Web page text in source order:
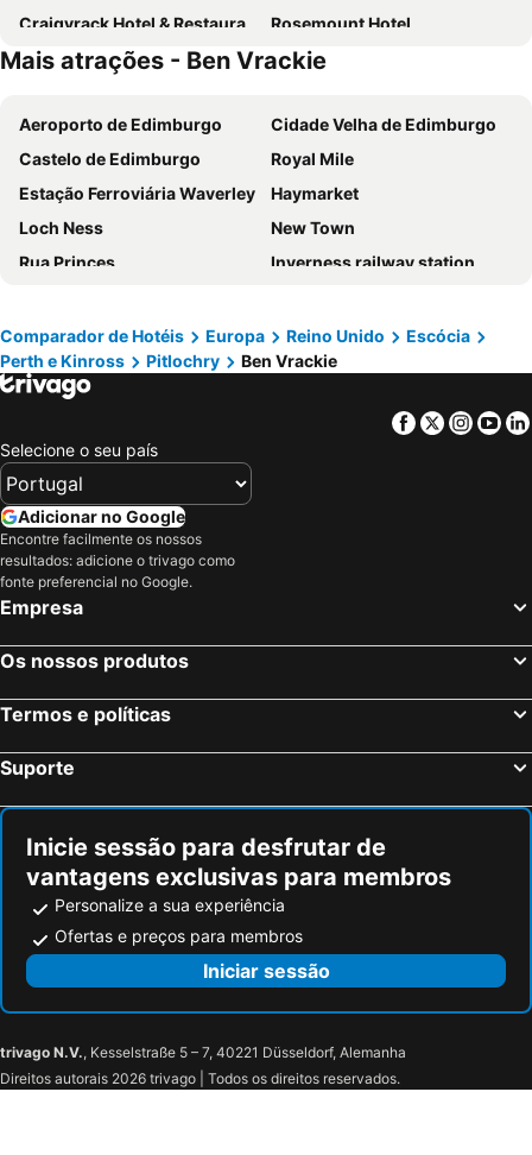
Craigvrack Hotel & Restaurant
Rosemount Hotel
Mais atrações - Ben Vrackie
Aeroporto de Edimburgo
Cidade Velha de Edimburgo
Castelo de Edimburgo
Royal Mile
Estação Ferroviária Waverley
Haymarket
Loch Ness
New Town
Rua Princes
Inverness railway station
Grassmarket
Glasgow Queen Street
Central Station
Glasgow Airport
Leith
Inverness Cathedral
City Art Centre
Aberdeen Railway Station
The Royal Mile Gallery
His Majesty's Theatre
Estação Hillhead do Metrô
University of Glasgow & Visitor Centre
Rosslyn Chapel
Bamburgh Castle
Edinburgh Park
Glasgow Prestwick Airport
Stockbridge
Scott Monument
Marchmont
Victoria Park
Hampden Park
Ben Nevis
Glenfiddich Distillery
River Ness
Edinburgh Zoo
Greyfriars Kirk
Ben Vrackie
Pass of Killiecrankie
Pitlochry Highland Games
Edradour
Blair Athol Distillery
Pitlochry Festival Theatre
Blair Castle
Loch of the Lowes Wildlife Reserve
Comparador de Hotéis Europa Reino Unido
Escócia
Perth e Kinross
Pitlochry Ben Vrackie
Facebook
Twitter
Selecione o seu país
Adicionar no Google
Encontre facilmente os nossos
resultados: adicione o trivago como
fonte preferencial no Google.
Empresa
Os nossos produtos
Termos e políticas
Suporte
Inicie sessão para desfrutar de
vantagens exclusivas para membros
Personalize a sua experiência
Ofertas e preços para membros
Iniciar sessão
trivago N.V., Kesselstraße 5 – 7, 40221 Düsseldorf, Alemanha
Direitos autorais 2026 trivago | Todos os direitos reservados.